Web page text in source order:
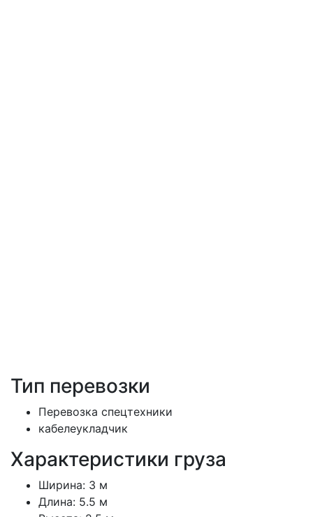
Тип перевозки
Перевозка спецтехники
кабелеукладчик
Характеристики груза
Ширина: 3 м
Длина: 5.5 м